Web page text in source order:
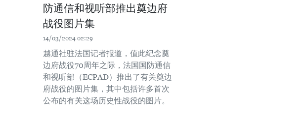
防通信和视听部推出奠边府
战役图片集
14/03/2024 02:29
越通社驻法国记者报道，值此纪念奠
边府战役70周年之际，法国国防通信
和视听部（ECPAD）推出了有关奠边
府战役的图片集，其中包括许多首次
公布的有关这场历史性战役的图片。